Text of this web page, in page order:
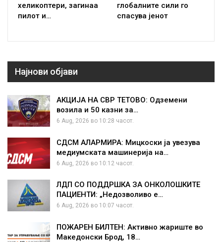
хеликоптери, загинаа
пилот и…
глобалните сили го
спасува јенот
Најнови објави
АКЦИЈА НА СВР ТЕТОВО: Одземени
возила и 50 казни за…
6 Aug, 2026 во 10:28 часот.
СДСМ АЛАРМИРА: Мицкоски ја увезува
медиумската машинерија на…
6 Aug, 2026 во 10:12 часот.
ЛДП СО ПОДДРШКА ЗА ОНКОЛОШКИТЕ
ПАЦИЕНТИ: „Недозволиво е…
6 Aug, 2026 во 10:07 часот.
ПОЖАРЕН БИЛТЕН: Активно жариште во
Македонски Брод, 18…